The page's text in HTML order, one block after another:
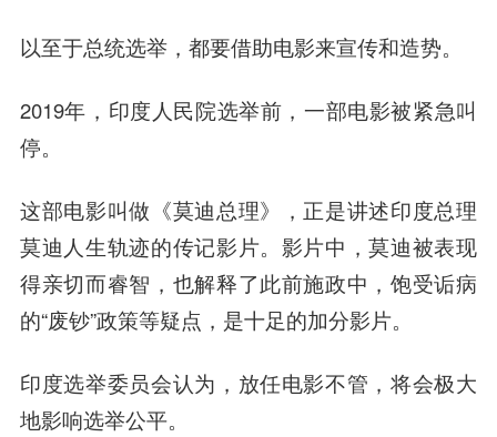
以至于总统选举，都要借助电影来宣传和造势。
2019年，印度人民院选举前，一部电影被紧急叫
停。
这部电影叫做《莫迪总理》，正是讲述印度总理
莫迪人生轨迹的传记影片。影片中，莫迪被表现
得亲切而睿智，也解释了此前施政中，饱受诟病
的“废钞”政策等疑点，是十足的加分影片。
印度选举委员会认为，放任电影不管，将会极大
地影响选举公平。